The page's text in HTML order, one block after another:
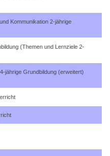
Kommunikation 2-jährige
(Themen und Lernziele 2-
jährige Grundbildung (erweitert)